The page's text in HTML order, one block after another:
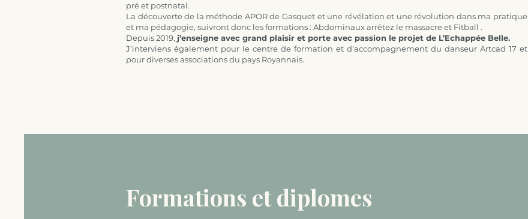
pré et postnatal.
La découverte de la méthode APOR de Gasquet et une révélation et une révolution dans ma pratique
et ma pédagogie, suivront donc les formations : Abdominaux arrêtez le massacre et Fitball .
Depuis 2019, j’enseigne avec grand plaisir et porte avec passion le projet de L’Echappée Belle.
J’interviens également pour le centre de formation et d'accompagnement du danseur Artcad 17 et
pour diverses associations du pays Royannais.
Formations et diplomes